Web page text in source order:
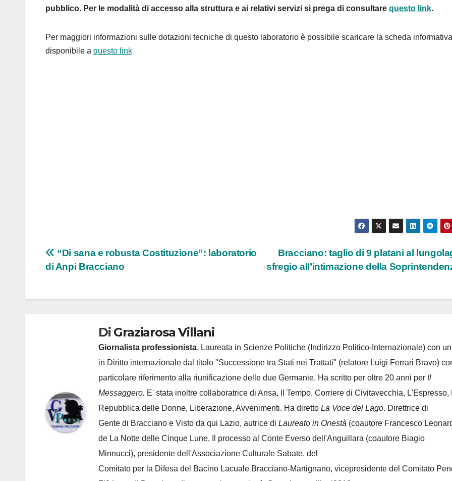
pubblico. Per le modalità di accesso alla struttura e ai relativi servizi si prega di consultare questo link.
Per maggiori informazioni sulle dotazioni tecniche di questo laboratorio è possibile scaricare la scheda informativa
disponibile a questo link
Navigazione
articoli
Bracciano: taglio di 9 platani al
sfregio all’intimazione della
“Di sana e robusta Costituzione”: laboratorio
di Anpi Bracciano
Di Graziarosa Villani
Giornalista professionista, Laureata in Scienze Politiche (Indirizzo Politico-Internazionale) con
in Diritto internazionale dal titolo "Successione tra Stati nei Trattati" (relatore Luigi Ferrari Bravo)
particolare riferimento alla riunificazione delle due Germanie. Ha scritto per oltre 20 anni per Il
Messaggero. E' stata inoltre collaboratrice di Ansa, Il Tempo, Corriere di Civitavecchia, L'Espresso,
Repubblica delle Donne, Liberazione, Avvenimenti. Ha diretto La Voce del Lago. Direttrice di
Gente di Bracciano e Visto da qui Lazio, autrice di Laureato in Onestà (coautore Francesco
de La Notte delle Cinque Lune, Il processo al Conte Everso dell'Anguillara (coautore Biagio
Minnucci), presidente dell'Associazione Culturale Sabate, del
Comitato per la Difesa del Bacino Lacuale Bracciano-Martignano, vicepresidente del Comitato